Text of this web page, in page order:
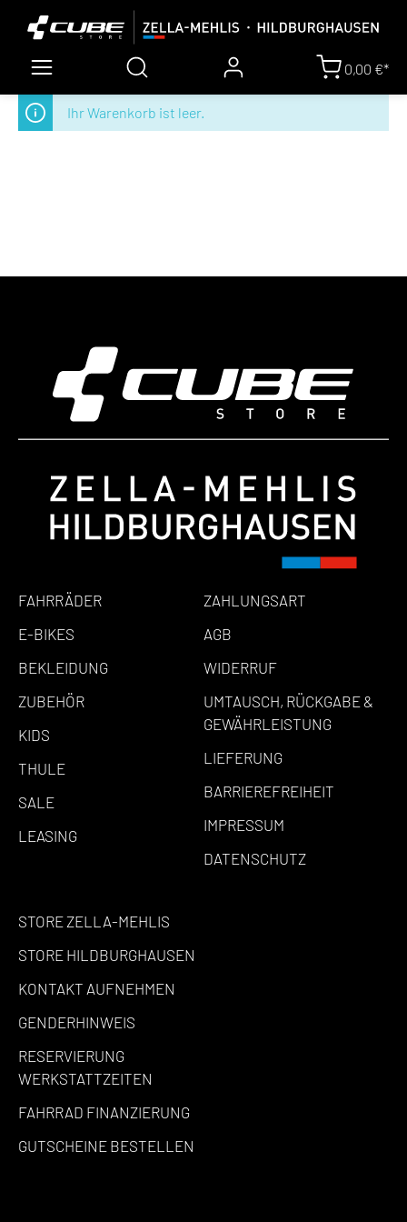
0,00 €*
Ihr Warenkorb ist leer.
FAHRRÄDER
E-BIKES
BEKLEIDUNG
ZUBEHÖR
KIDS
THULE
SALE
LEASING
ZAHLUNGSART
AGB
WIDERRUF
UMTAUSCH, RÜCKGABE &
GEWÄHRLEISTUNG
LIEFERUNG
BARRIEREFREIHEIT
IMPRESSUM
DATENSCHUTZ
STORE ZELLA-MEHLIS
STORE HILDBURGHAUSEN
KONTAKT AUFNEHMEN
GENDERHINWEIS
RESERVIERUNG
WERKSTATTZEITEN
FAHRRAD FINANZIERUNG
GUTSCHEINE BESTELLEN